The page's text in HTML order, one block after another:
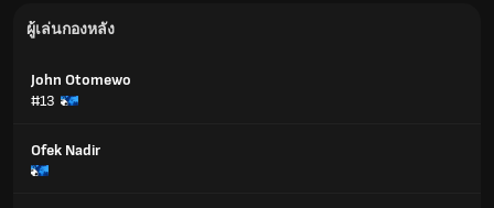
ผู้เล่นกองหลัง
John Otomewo
#13
Ofek Nadir